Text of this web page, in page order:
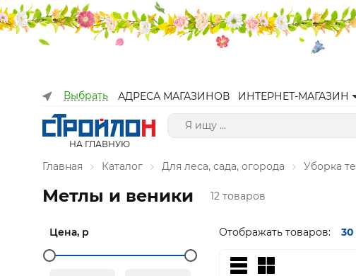
Выбрать АДРЕСА МАГАЗИНОВ ИНТЕРНЕТ-МАГАЗИН
НА ГЛАВНУЮ
Главная Каталог Для леса, сада, огорода Уборка
Метлы и веники 12 товаров
Цена, р Отображать товаров: 30